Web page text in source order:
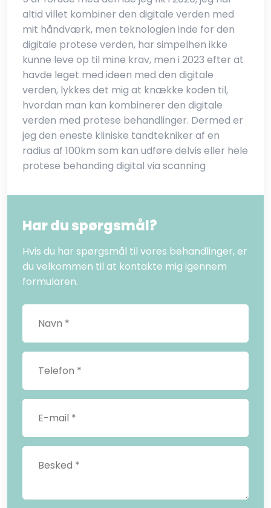
altid villet kombiner den digitale verden med
mit håndværk, men teknologien inde for den
digitale protese verden, har simpelhen ikke
kunne leve op til mine krav, men i 2023 efter at
havde leget med ideen med den digitale
verden, lykkes det mig at knække koden til,
hvordan man kan kombinerer den digitale
verden med protese behandlinger. Dermed er
jeg den eneste kliniske tandtekniker af en
radius af 100km som kan udføre delvis eller hele
protese behanding digital via scanning
Har du spørgsmål?
Hvis du har spørgsmål til vores behandlinger, er
du velkommen til at kontakte mig igennem
formularen.